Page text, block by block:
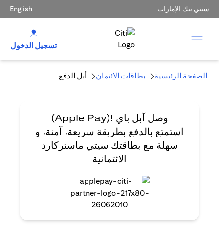
سيتي بنك الإمارات English
تسجيل الدخول
الصفحة الرئيسية بطاقات الائتمان أبل الدفع
وصل آبل باي !(Apple Pay)
استمتع بالدفع بطريقة سريعة، آمنة، و
سهلة مع بطاقتك سيتي ماستركارد
الائتمانية